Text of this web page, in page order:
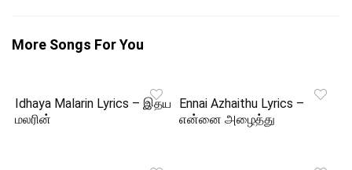
More Songs For You
Idhaya Malarin Lyrics – இதய
மலரின்
Ennai Azhaithu Lyrics –
என்னை அழைத்து